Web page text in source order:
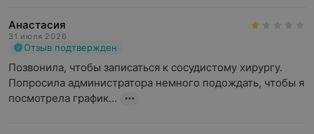
Анастасия
31 июля 2026
Отзыв подтвержден
Позвонила, чтобы записаться к сосудистому хирургу.
Попросила администратора немного подождать, чтобы я
посмотрела график...